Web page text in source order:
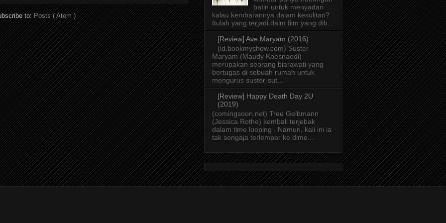
to:Posts ( Atom )
batin untuk menyadari
kalau kembarannya dalam kesulitan?
Itulah yang terjadi dalm film yang dib...
[Review] Ave Maryam (2016)
(id.bookmyshow.com) Suster
Maryam (Maudy Koesnaedi)
merupakan seorang biarawati yang
bertugas di sebuah rumah untuk
mengurus suster-sut...
[Review] Happy Death Day 2U
(2019)
(comingsoon.net) Tree Gelbmann
(Jessica Rothe) kembali terjebak
dalam time looping . Namun, kali ini ia
tak sengaja terlempar ke dime...